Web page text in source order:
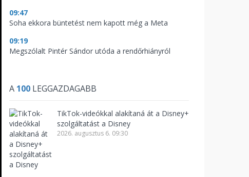
09:47
Soha ekkora büntetést nem kapott még a Meta
09:19
Megszólalt Pintér Sándor utóda a rendőrhiányról
A 100 LEGGAZDAGABB
TikTok-videókkal alakítaná át a Disney+
szolgáltatást a Disney
2026. augusztus 6. 09:30